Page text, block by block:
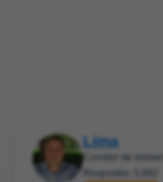
Lima
Corretor de imóveis
Respostas: 5.882